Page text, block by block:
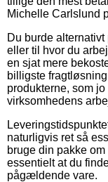
Michelle Carlslund
Du burde
eller til hvor du
en sjat mere
billigste
produkterne, som
virksomhedens
naturligvis ret så
bruge din pakke
essentielt at du
pågældende vare.